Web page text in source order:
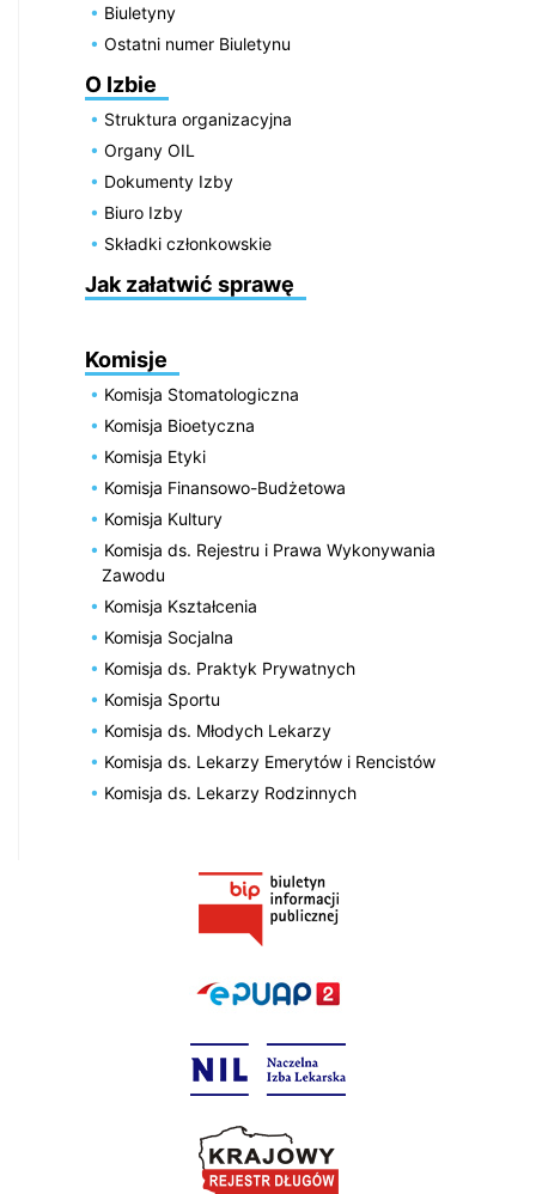
Biuletyny
Ostatni numer Biuletynu
O Izbie
Struktura organizacyjna
Organy OIL
Dokumenty Izby
Biuro Izby
Składki członkowskie
Jak załatwić sprawę
Komisje
Komisja Stomatologiczna
Komisja Bioetyczna
Komisja Etyki
Komisja Finansowo-Budżetowa
Komisja Kultury
Komisja ds. Rejestru i Prawa Wykonywania
Zawodu
Komisja Kształcenia
Komisja Socjalna
Komisja ds. Praktyk Prywatnych
Komisja Sportu
Komisja ds. Młodych Lekarzy
Komisja ds. Lekarzy Emerytów i Rencistów
Komisja ds. Lekarzy Rodzinnych